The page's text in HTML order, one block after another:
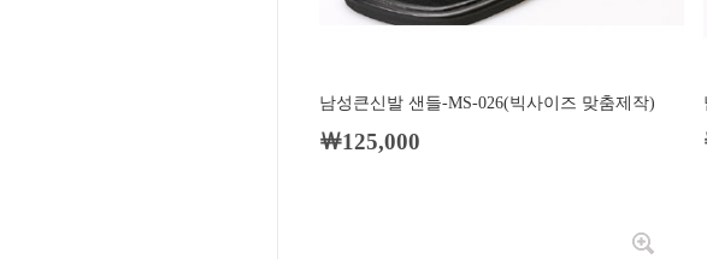
남성큰신발 샌들-MS-026(빅사이즈 맞춤제작)
￦125,000